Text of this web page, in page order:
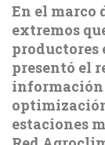
En el marco
extremos
productores
presentó el
información
estaciones